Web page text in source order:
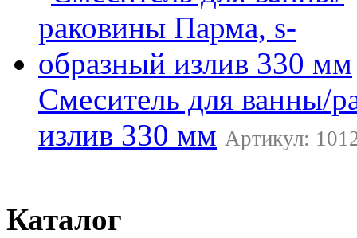
Смеситель для ванны/
излив 330 мм Артикул:
Каталог